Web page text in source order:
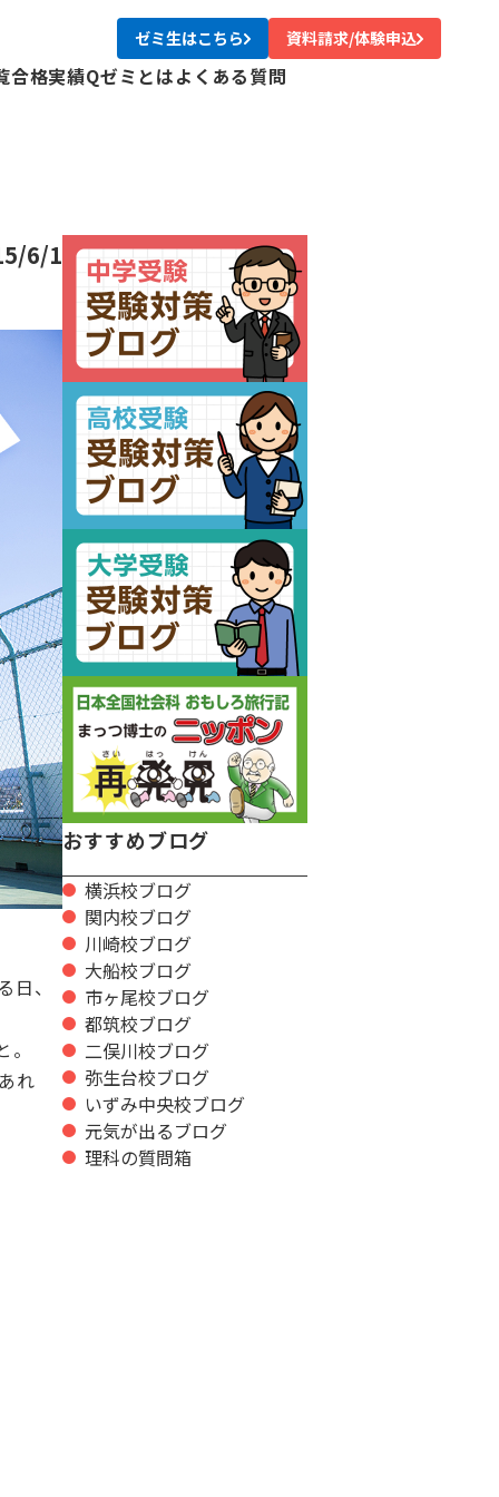
ゼミ生はこちら 資料請求/体験申込
校
中央校
合格実績Qゼミとはよくある質問
6/1
、
れ
おすすめブログ
横浜校ブログ
関内校ブログ
川崎校ブログ
大船校ブログ
市ヶ尾校ブログ
都筑校ブログ
二俣川校ブログ
弥生台校ブログ
いずみ中央校ブログ
元気が出るブログ
理科の質問箱